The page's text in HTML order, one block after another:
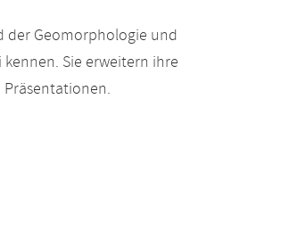
der Geomorphologie und
Sie erweitern ihre